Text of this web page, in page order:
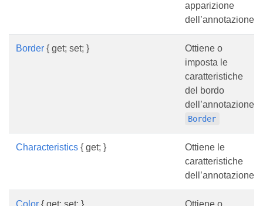
apparizione
dell’annotazione.
Border { get; set; }
Ottiene o
imposta le
caratteristiche
del bordo
dell’annotazione.
Border
Characteristics { get; }
Ottiene le
caratteristiche
dell’annotazione.
Color { get; set; }
Ottiene o